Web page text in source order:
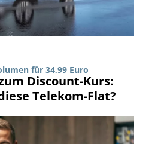
für 34,99 Euro
Discount-Kurs:
Telekom-Flat?